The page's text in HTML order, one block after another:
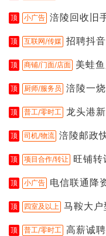
顶 小广告 涪陵回收旧
顶 互联网/传媒 招聘抖
顶 商铺/门面/店面 美蛙
顶 厨师/服务员 涪陵一
顶 普工/零时工 龙头港
顶 司机/物流 涪陵邮政
顶 项目合作/转让 旺铺转
顶 小广告 电信联通降
顶 四室及以上 马鞍大户
顶 普工/零时工 高薪诚